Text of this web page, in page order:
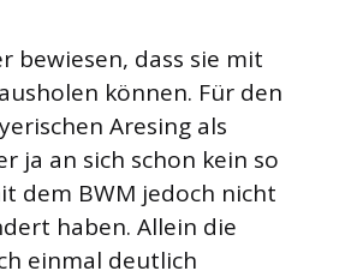
bewiesen, dass sie mit
können. Für den
Aresing als
ja an sich schon kein so
dem BWM jedoch nicht
haben. Allein die
einmal deutlich